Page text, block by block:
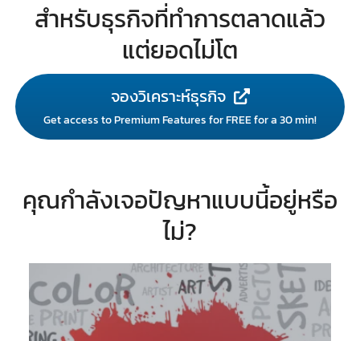
สำหรับธุรกิจที่ทำการตลาดแล้ว
แต่ยอดไม่โต
จองวิเคราะห์ธุรกิจ
Get access to Premium Features for FREE for a 30 min!
คุณกำลังเจอปัญหาแบบนี้อยู่หรือ
ไม่?